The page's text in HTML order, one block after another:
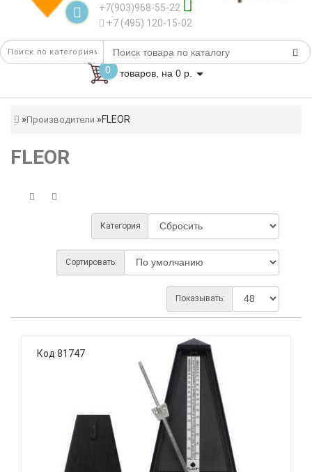
+7(903)968-55-22
+7 (495) 120-15-02
0 товаров, на 0 р.
Производители FLEOR
FLEOR
Категория
Сортировать:
Показывать:
Код 81747